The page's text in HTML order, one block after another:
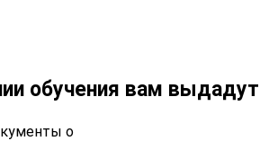
обучения вам выдадут
о